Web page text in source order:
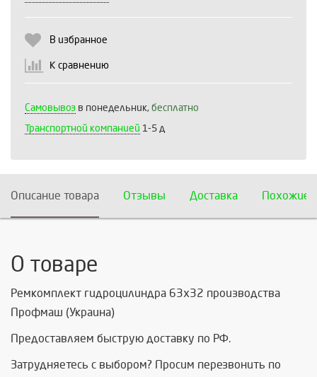
В избранное
К сравнению
Самовывоз в понедельник, бесплатно
Транспортной компанией 1-5 д
Описание товара Отзывы Доставка Похожие
О товаре
Ремкомплект гидроцилиндра 63х32 производства
Профмаш (Украина)
Предоставляем быструю доставку по РФ.
Затрудняетесь с выбором? Просим перезвонить по